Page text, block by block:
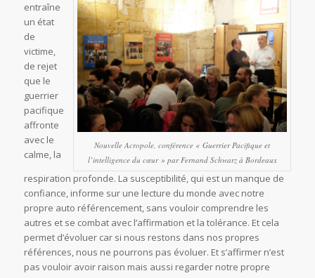
Nouvelle Acropole, conférence « Guerrier Pacifique et
l’intelligence du cœur » par Fernand Schwarz à Bordeaux
entraîne
un état
de
victime,
de rejet
que le
guerrier
pacifique
affronte
avec le
calme, la
respiration profonde. La susceptibilité, qui est un manque de
confiance, informe sur une lecture du monde avec notre
propre auto référencement, sans vouloir comprendre les
autres et se combat avec l’affirmation et la tolérance. Et cela
permet d’évoluer car si nous restons dans nos propres
références, nous ne pourrons pas évoluer. Et s’affirmer n’est
pas vouloir avoir raison mais aussi regarder notre propre